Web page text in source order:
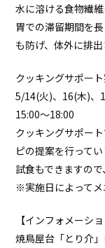
水に溶ける食物繊
胃での滞留期間を
も防げ、体外に排出
クッキングサポー
5/14(火)、16(木)、
15:00～18:00
クッキングサポー
ピの提案を行ってい
試食もできますの
※実施日によってメ
【インフォメーショ
焼鳥屋台「とり介